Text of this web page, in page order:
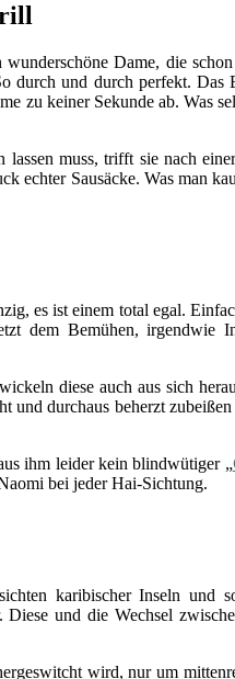
Dame, die
durch und durch perfekt. Das
zu keiner Sekunde ab. Was
muss, trifft sie nach
echter Sausäcke. Was man
es ist einem total egal.
dem Bemühen, irgendwie
diese auch aus sich
durchaus beherzt
ihm leider kein blindwütiger „
bei jeder Hai-Sichtung.
karibischer Inseln und
und die Wechsel
wird, nur um